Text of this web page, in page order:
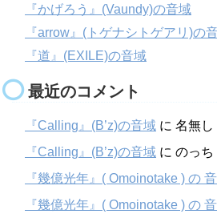
『かげろう』(Vaundy)の音域
『arrow』(トゲナシトゲアリ)の
『道』(EXILE)の音域
最近のコメント
『Calling』(B’z)の音域 に 名無し
『Calling』(B’z)の音域 に のっち
『幾億光年』( Omoinotake ) の
『幾億光年』( Omoinotake ) の